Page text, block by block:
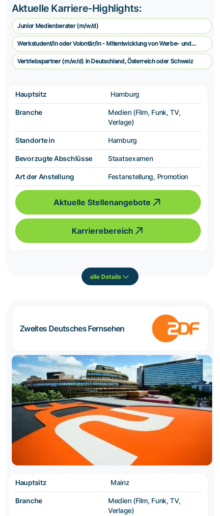
Aktuelle Karriere-Highlights:
Junior Medienberater (m/w/d)
Werkstudent/in oder Volontär/in - Mitentwicklung von Werbe- und
Vermarkungskonzepten
Vertriebspartner (m/w/d) in Deutschland, Österreich oder Schweiz
Hauptsitz Hamburg
Branche
Medien (Film, Funk, TV,
Verlage)
Standorte in Hamburg
Bevorzugte Abschlüsse Staatsexamen
Art der Anstellung Festanstellung, Promotion
Aktuelle Stellenangebote
Karrierebereich
alle Details
Zweites Deutsches Fernsehen
Hauptsitz Mainz
Branche
Medien (Film, Funk, TV,
Verlage)